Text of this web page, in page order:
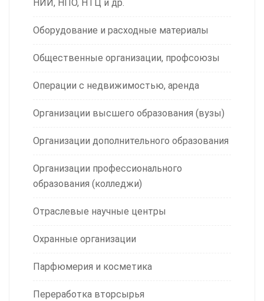
НИИ, НПО, НТЦ и др.
Оборудование и расходные материалы
Общественные организации, профсоюзы
Операции с недвижимостью, аренда
Организации высшего образования (вузы)
Организации дополнительного образования
Организации профессионального
образования (колледжи)
Отраслевые научные центры
Охранные организации
Парфюмерия и косметика
Переработка вторсырья